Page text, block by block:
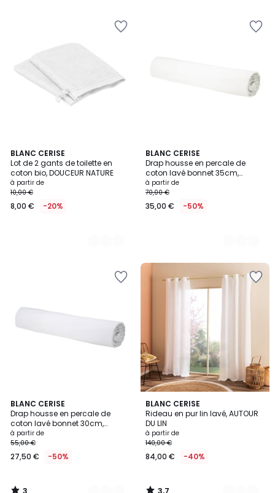
BLANC CERISE
Lot de 2 gants de toilette en
coton bio, DOUCEUR NATURE
à partir de
10,00 €
8,00 € -20%
9
Couleurs
BLANC CERISE
Drap housse en percale de
coton lavé bonnet 35cm,
DOUCEUR LAVÉE
à partir de
70,00 €
35,00 € -50%
12
Couleurs
BLANC CERISE
Drap housse en percale de
coton lavé bonnet 30cm,
DOUCEUR LAVÉE
à partir de
55,00 €
27,50 € -50%
3
/
5
14
Couleurs
3
BLANC CERISE
Rideau en pur lin lavé, AUTOUR
DU LIN
à partir de
140,00 €
84,00 € -40%
3,7
/ 5
10
Couleurs
3,7